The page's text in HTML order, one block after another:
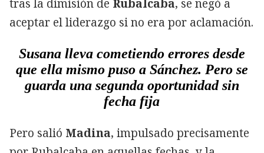
tras la dimisión de Rubalcaba, se negó a
aceptar el liderazgo si no era por aclamación.
Susana lleva cometiendo errores desde
que ella mismo puso a Sánchez. Pero se
guarda una segunda oportunidad sin
fecha fija
Pero salió Madina, impulsado precisamente